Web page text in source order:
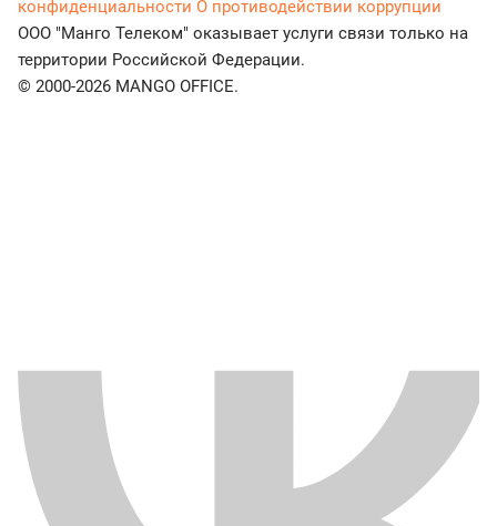
конфиденциальности О противодействии коррупции
ООО "Манго Телеком" оказывает услуги связи только на
территории Российской Федерации.
© 2000-2026 MANGO OFFICE.